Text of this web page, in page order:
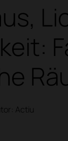
Actiu